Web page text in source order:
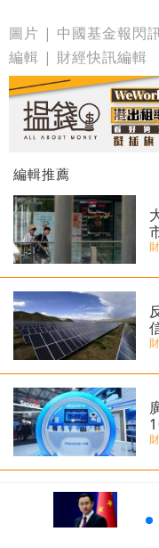
圖片 | 中國基金報閃
編輯 | 財經快訊編輯
編輯推薦